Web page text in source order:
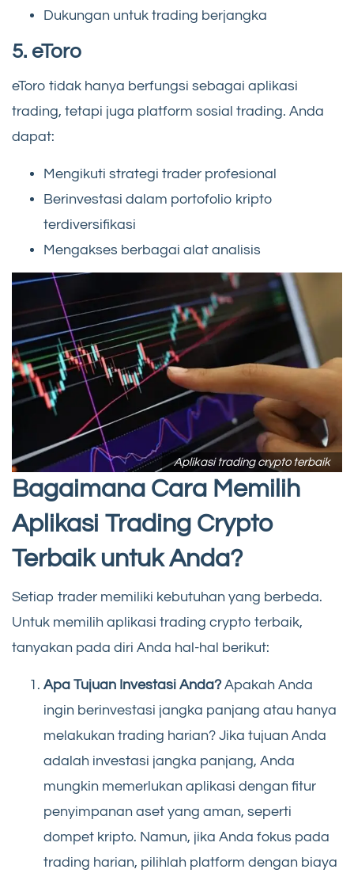
Dukungan untuk trading berjangka
5. eToro
eToro tidak hanya berfungsi sebagai aplikasi
trading, tetapi juga platform sosial trading. Anda
dapat:
Mengikuti strategi trader profesional
Berinvestasi dalam portofolio kripto
terdiversifikasi
Mengakses berbagai alat analisis
Aplikasi trading crypto terbaik
Bagaimana Cara Memilih
Aplikasi Trading Crypto
Terbaik untuk Anda?
Setiap trader memiliki kebutuhan yang berbeda.
Untuk memilih aplikasi trading crypto terbaik,
tanyakan pada diri Anda hal-hal berikut:
Apa Tujuan Investasi Anda? Apakah Anda
ingin berinvestasi jangka panjang atau hanya
melakukan trading harian? Jika tujuan Anda
adalah investasi jangka panjang, Anda
mungkin memerlukan aplikasi dengan fitur
penyimpanan aset yang aman, seperti
dompet kripto. Namun, jika Anda fokus pada
trading harian, pilihlah platform dengan biaya